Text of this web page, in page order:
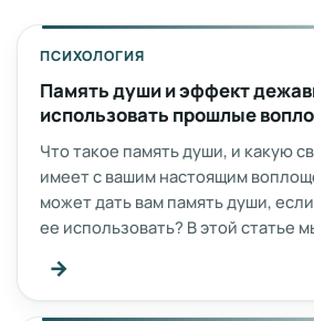
ПСИХОЛОГИЯ
Память души и эффект
использовать прошлые
Что такое память души, и какую
имеет с вашим настоящим
может дать вам память души,
ее использовать? В этой статье
→